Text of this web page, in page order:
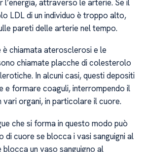
attraverso le arterie. Se il
LDL di un individuo è troppo alto,
pareti delle arterie nel tempo.
è chiamata aterosclerosi e le
chiamate placche di colesterolo
In alcuni casi, questi depositi
e formare coaguli, interrompendo il
vari organi, in particolare il cuore.
che si forma in questo modo può
di cuore se blocca i vasi sanguigni al
blocca un vaso sanguigno al